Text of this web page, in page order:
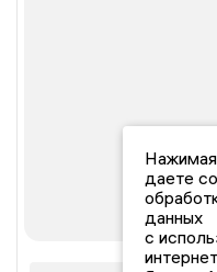
даете
данных
с